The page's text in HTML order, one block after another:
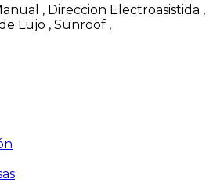
, Direccion Electroasistida ,
Lujo , Sunroof ,